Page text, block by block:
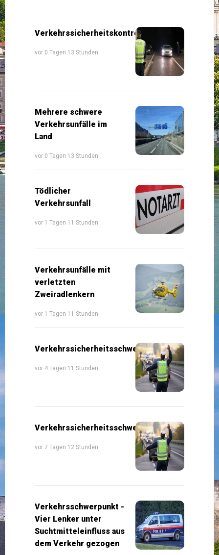
Verkehrssicherheitskontrollen
vor 0 Tagen 13 Stunden
Mehrere schwere
Verkehrsunfälle im
Land
vor 0 Tagen 13 Stunden
Tödlicher
Verkehrsunfall
vor 1 Tagen 11 Stunden
Verkehrsunfälle mit
verletzten
Zweiradlenkern
vor 1 Tagen 11 Stunden
Verkehrssicherheitsschwerpunkte
vor 4 Tagen 11 Stunden
Verkehrssicherheitsschwerpunkte
vor 7 Tagen 12 Stunden
Verkehrsschwerpunkt -
Vier Lenker unter
Suchtmitteleinfluss aus
dem Verkehr gezogen